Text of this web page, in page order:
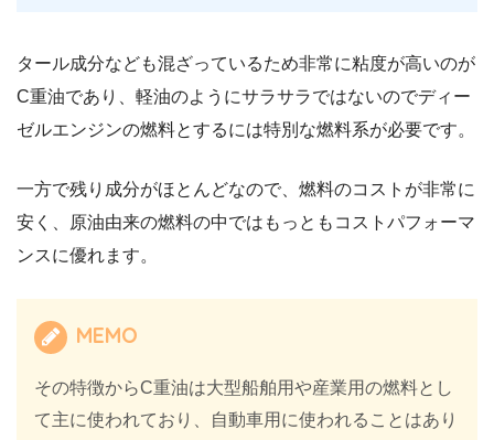
タール成分なども混ざっているため非常に粘度が高いのが
C重油であり、軽油のようにサラサラではないのでディー
ゼルエンジンの燃料とするには特別な燃料系が必要です。
一方で残り成分がほとんどなので、燃料のコストが非常に
安く、原油由来の燃料の中ではもっともコストパフォーマ
ンスに優れます。
MEMO
その特徴からC重油は大型船舶用や産業用の燃料とし
て主に使われており、自動車用に使われることはあり